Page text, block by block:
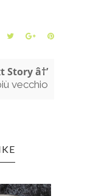
Story â†’
vecchio